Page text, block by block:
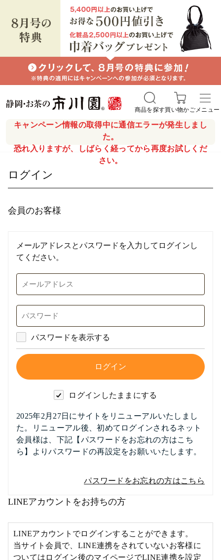
キャンペーン情報の取得中に通信エラーが発生しまし
た。
恐れ入りますが、しばらく経ってから再度お試しくだ
さい。
商品を探す買い物かごメニュー
ログイン
会員のお客様
メールアドレスとパスワードを入力してログインし
てください。
パスワードを表示する
ログインしたままにする
2025年2月27日にサイトをリニューアルいたしまし
た。リニューアル後、初めてログインされるネット
会員様は、下記【パスワードをお忘れの方はこち
ら】よりパスワードの再設定をお願いいたします。
パスワードをお忘れの方はこちら
LINEアカウントをお持ちの方
LINEアカウントでログインすることができます。
当サイト会員で、LINE連携をされていないお客様に
ついてはログイン後のマイページでLINE連携を設定